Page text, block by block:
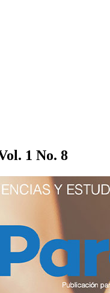
1 No. 8